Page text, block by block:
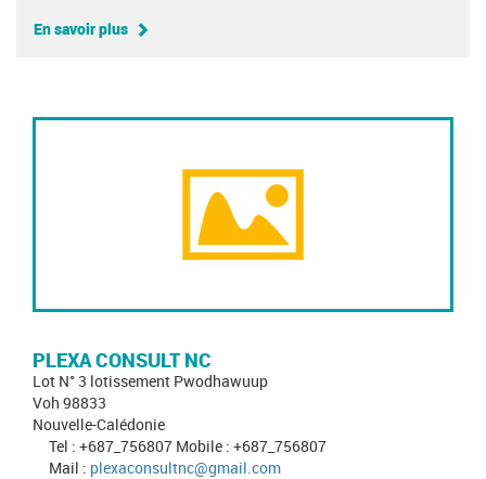
En savoir plus
PLEXA CONSULT NC
Lot N° 3 lotissement Pwodhawuup
Voh 98833
Nouvelle-Calédonie
Tel : +687_756807 Mobile : +687_756807
Mail : plexaconsultnc@gmail.com